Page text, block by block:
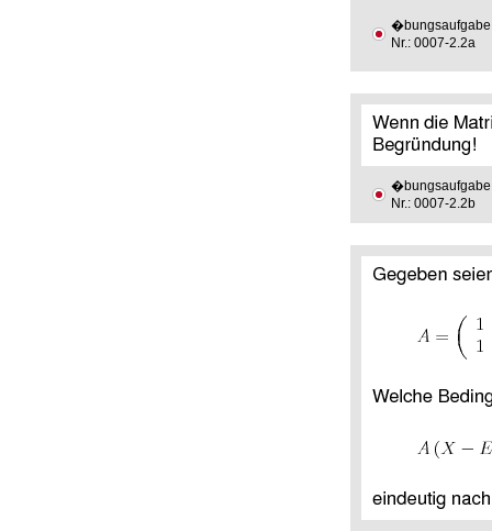
�bungsaufgabe
Nr.: 0007-2.2a
�bungsaufgabe
Nr.: 0007-2.2b